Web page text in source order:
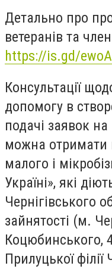
Детально про
ветеранів та
https://is.gd/
Консультації
допомогу в
подачі заявок
можна отримати
малого і
Україні», які
Чернігівського
зайнятості (м.
Коцюбинського,
Прилуцької філії